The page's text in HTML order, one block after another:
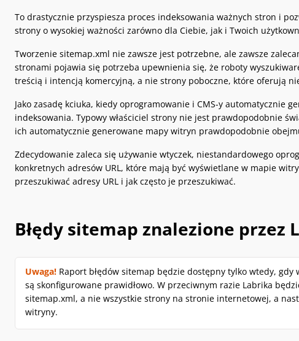
To drastycznie przyspiesza proces indeksowania ważnych stron i
strony o wysokiej ważności zarówno dla Ciebie, jak i Twoich
Tworzenie sitemap.xml nie zawsze jest potrzebne, ale zawsze
stronami pojawia się potrzeba upewnienia się, że roboty
treścią i intencją komercyjną, a nie strony poboczne, które oferują
Jako zasadę kciuka, kiedy oprogramowanie i CMS-y automatycznie
indeksowania. Typowy właściciel strony nie jest prawdopodobnie
ich automatycznie generowane mapy witryn prawdopodobnie
Zdecydowanie zaleca się używanie wtyczek, niestandardowego
konkretnych adresów URL, które mają być wyświetlane w mapie
przeszukiwać adresy URL i jak często je przeszukiwać.
Błędy sitemap znalezione przez
Uwaga! Raport błędów sitemap będzie dostępny tylko wtedy,
są skonfigurowane prawidłowo. W przeciwnym razie Labrika
sitemap.xml, a nie wszystkie strony na stronie internetowej, a
witryny.